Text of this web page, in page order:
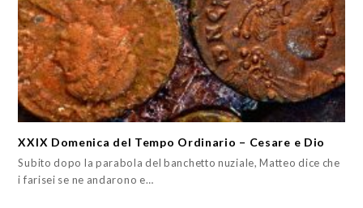
XXIX Domenica del Tempo Ordinario – Cesare e Dio
Subito dopo la parabola del banchetto nuziale, Matteo dice che
i farisei se ne andarono e…